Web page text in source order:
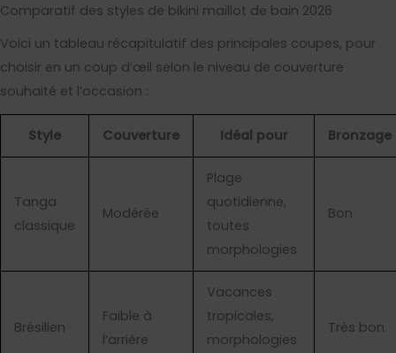
Comparatif des styles de bikini maillot de bain 2026
Voici un tableau récapitulatif des principales coupes, pour
choisir en un coup d’œil selon le niveau de couverture
souhaité et l’occasion :
Style Couverture Idéal pour Bronzage
Tanga
classique
Modérée
Plage
quotidienne,
toutes
morphologies
Bon
Brésilien
Faible à
l’arrière
Vacances
tropicales,
morphologies
Très bon